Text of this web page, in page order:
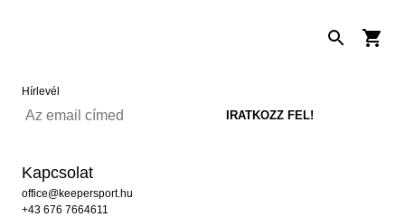
Hírlevél
Kapcsolat
office@keepersport.hu
+43 676 7664611